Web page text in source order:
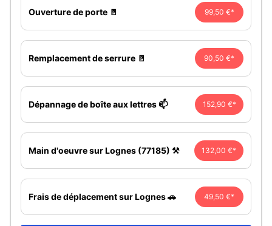
Ouverture de porte 🚪 99,50 €*
Remplacement de serrure 🚪 90,50 €*
Dépannage de boîte aux lettres 📫 152,90 €*
Main d'oeuvre sur Lognes (77185) ⚒️ 132,00 €*
Frais de déplacement sur Lognes 🚗 49,50 €*